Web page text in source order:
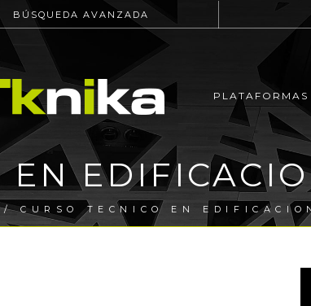
BÚSQUEDA AVANZADA
PLATAFORMAS
EN
CURSO TECNICO EN